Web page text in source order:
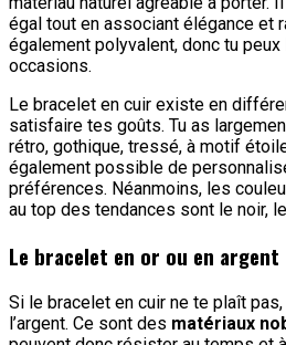
égal tout en associant élégance et
également polyvalent, donc tu
occasions.
Le bracelet en cuir existe en
satisfaire tes goûts. Tu as
rétro, gothique, tressé, à motif
également possible de
préférences. Néanmoins, les
au top des tendances sont le noir,
Le bracelet en or ou en argent
Si le bracelet en cuir ne te plaît
l’argent. Ce sont des matériaux